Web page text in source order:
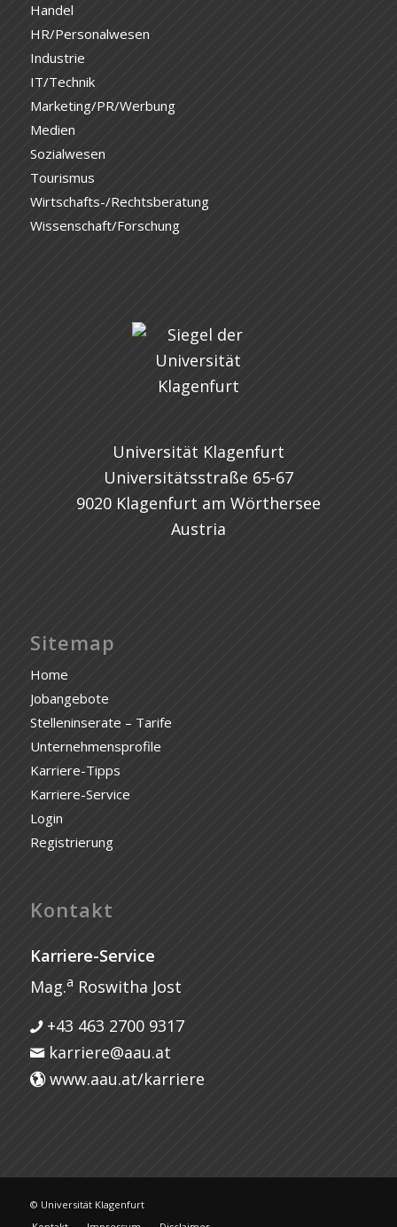
Handel
HR/Personalwesen
Industrie
IT/Technik
Marketing/PR/Werbung
Medien
Sozialwesen
Tourismus
Wirtschafts-/Rechtsberatung
Wissenschaft/Forschung
Universität Klagenfurt
Universitätsstraße 65-67
9020 Klagenfurt am Wörthersee
Austria
Sitemap
Home
Jobangebote
Stelleninserate – Tarife
Unternehmensprofile
Karriere-Tipps
Karriere-Service
Login
Registrierung
Kontakt
Karriere-Service
Mag.a Roswitha Jost
+43 463 2700 9317
karriere@aau.at
www.aau.at/karriere
© Universität Klagenfurt